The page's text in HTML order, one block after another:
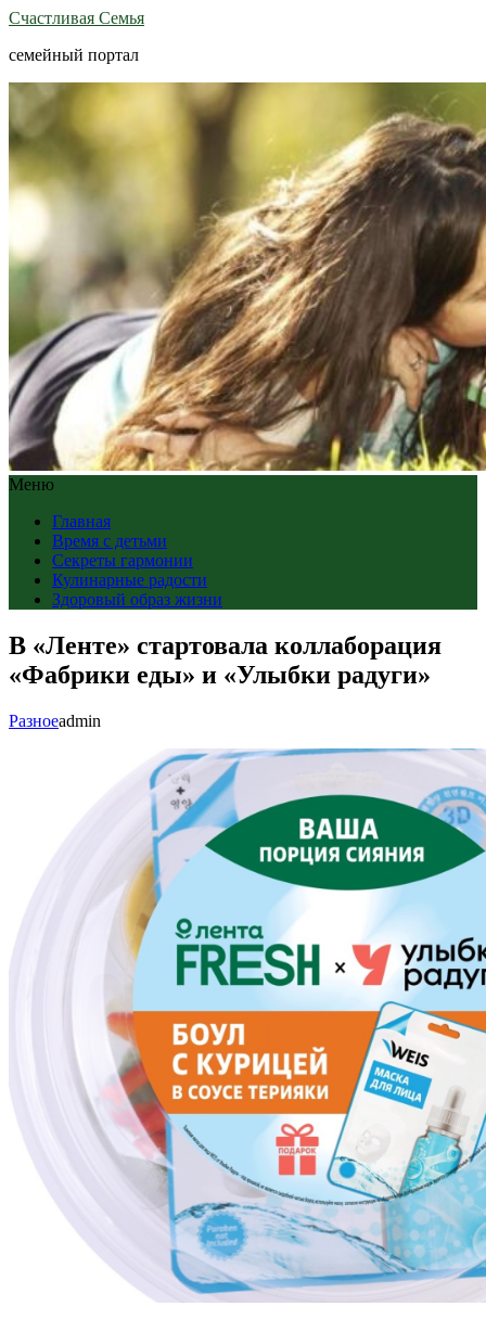
Счастливая Семья
семейный портал
Меню
Главная
Время с детьми
Секреты гармонии
Кулинарные радости
Здоровый образ жизни
В «Ленте» стартовала коллаборация
«Фабрики еды» и «Улыбки радуги»
Разноеadmin